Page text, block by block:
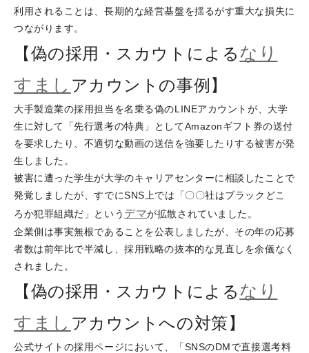
利用されることは、長期的な経営基盤を揺るがす重大な損失に
つながります。
【偽の採用・スカウトによるなり
すまし アカウントの事例】
大手製造業の採用担当を名乗る偽のLINEアカウントが、大学
生に対して「先行選考の特典」としてAmazonギフト券の送付
を要求したり、不適切な動画の送信を強要したりする被害が発
生しました。
被害に遭った学生が大学のキャリアセンターに相談したことで
発覚しましたが、すでにSNS上では「〇〇社はブラックどこ
ろか犯罪組織だ」という デマが拡散されていました。
企業側は事実無根であることを公表しましたが、その年の応募
者数は前年比で半減し、採用戦略の抜本的な見直しを余儀なく
されました。
【偽の採用・スカウトによるなり
すまし アカウントへの対策】
公式サイトの採用ページにおいて、「SNSのDMで直接選考料